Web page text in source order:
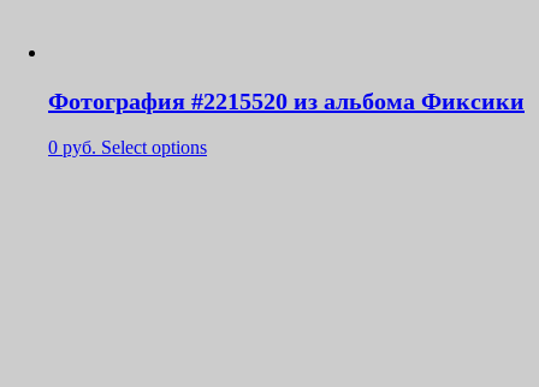
Фотография #2215520 из альбома Фиксики
0 руб. Select options